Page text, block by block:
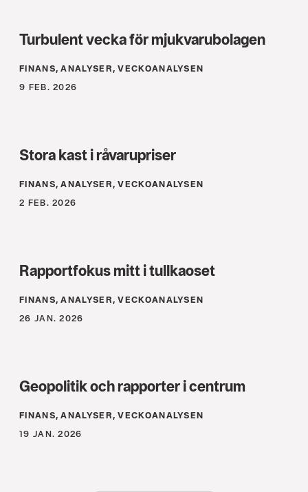
Turbulent vecka för mjukvarubolagen
FINANS, ANALYSER, VECKOANALYSEN
9 FEB. 2026
Stora kast i råvarupriser
FINANS, ANALYSER, VECKOANALYSEN
2 FEB. 2026
Rapportfokus mitt i tullkaoset
FINANS, ANALYSER, VECKOANALYSEN
26 JAN. 2026
Geopolitik och rapporter i centrum
FINANS, ANALYSER, VECKOANALYSEN
19 JAN. 2026